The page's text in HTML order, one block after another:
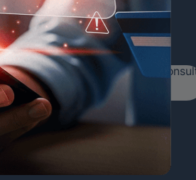
Agenda tu